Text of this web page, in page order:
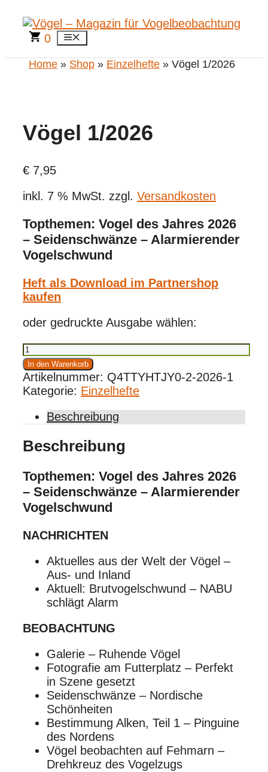
Inhalt
springen
0 Menü
Home » Shop » Einzelhefte » Vögel 1/2026
Vögel 1/2026
€ 7,95
inkl. 7 % MwSt. zzgl. Versandkosten
Topthemen: Vogel des Jahres 2026
– Seidenschwänze – Alarmierender
Vogelschwund
Heft als Download im Partnershop
kaufen
oder gedruckte Ausgabe wählen:
Vögel
1/2026
Menge
In den Warenkorb
Artikelnummer: Q4TTYHTJY0-2-2026-1
Kategorie: Einzelhefte
Beschreibung
Beschreibung
Topthemen: Vogel des Jahres 2026
– Seidenschwänze – Alarmierender
Vogelschwund
NACHRICHTEN
Aktuelles aus der Welt der Vögel –
Aus- und Inland
Aktuell: Brutvogelschwund – NABU
schlägt Alarm
BEOBACHTUNG
Galerie – Ruhende Vögel
Fotografie am Futterplatz – Perfekt
in Szene gesetzt
Seidenschwänze – Nordische
Schönheiten
Bestimmung Alken, Teil 1 – Pinguine
des Nordens
Vögel beobachten auf Fehmarn –
Drehkreuz des Vogelzugs